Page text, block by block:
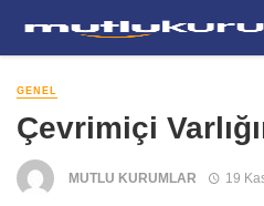
GENEL
Çevrimiçi
MUTLU KURUMLAR 19